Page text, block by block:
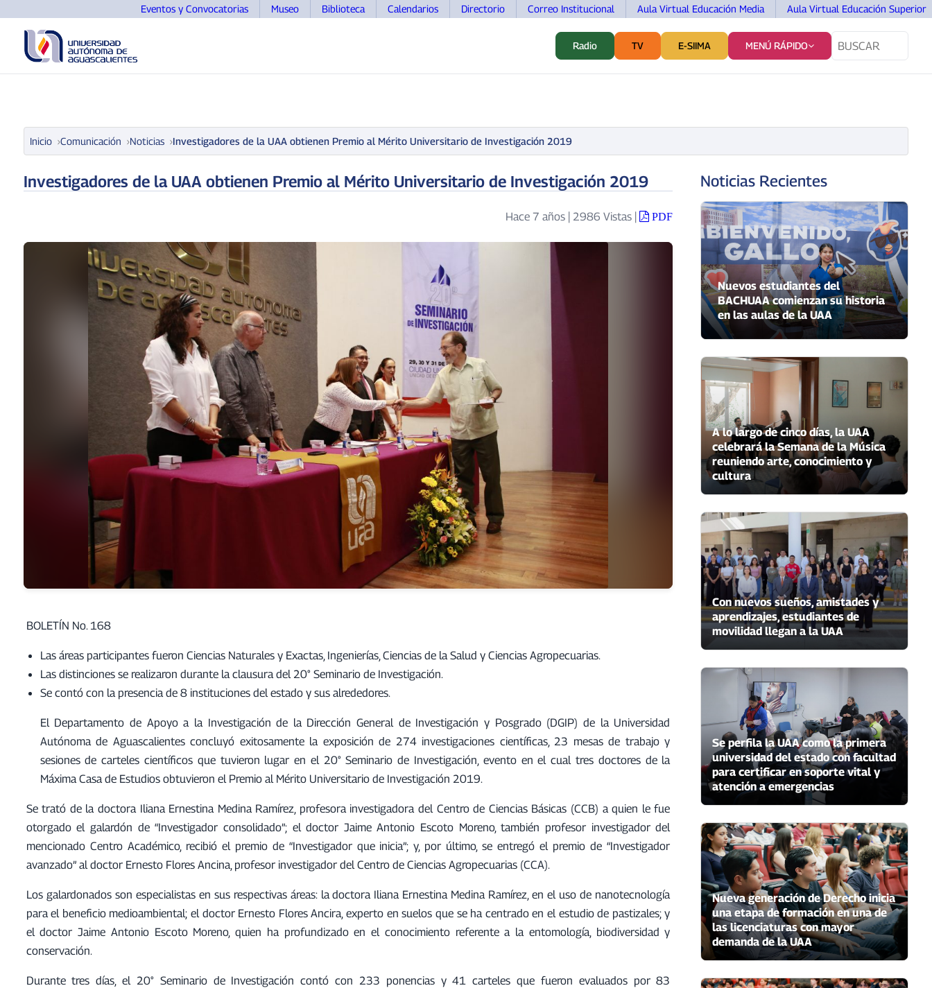
Eventos y Convocatorias Museo Biblioteca Calendarios Directorio Correo Institucional Aula Virtual Educación Media Aula Virtual Educación Superior
Radio TV E-SIIMA MENÚ RÁPIDO
Inicio Comunicación Noticias Investigadores de la UAA obtienen Premio al Mérito Universitario de Investigación 2019
Investigadores de la UAA obtienen Premio al Mérito Universitario de Investigación 2019
Hace 7 años | 2986 Vistas | PDF
BOLETÍN No. 168
Las áreas participantes fueron Ciencias Naturales y Exactas, Ingenierías, Ciencias de la Salud y Ciencias Agropecuarias.
Las distinciones se realizaron durante la clausura del 20° Seminario de Investigación.
Se contó con la presencia de 8 instituciones del estado y sus alrededores.
El Departamento de Apoyo a la Investigación de la Dirección General de Investigación y Posgrado (DGIP) de la Universidad
Autónoma de Aguascalientes concluyó exitosamente la exposición de 274 investigaciones científicas, 23 mesas de trabajo y
sesiones de carteles científicos que tuvieron lugar en el 20° Seminario de Investigación, evento en el cual tres doctores de la
Máxima Casa de Estudios obtuvieron el Premio al Mérito Universitario de Investigación 2019.
Se trató de la doctora Iliana Ernestina Medina Ramírez, profesora investigadora del Centro de Ciencias Básicas (CCB) a quien le fue
otorgado el galardón de “Investigador consolidado”; el doctor Jaime Antonio Escoto Moreno, también profesor investigador del
mencionado Centro Académico, recibió el premio de “Investigador que inicia”; y, por último, se entregó el premio de “Investigador
avanzado” al doctor Ernesto Flores Ancina, profesor investigador del Centro de Ciencias Agropecuarias (CCA).
Los galardonados son especialistas en sus respectivas áreas: la doctora Iliana Ernestina Medina Ramírez, en el uso de nanotecnología
para el beneficio medioambiental; el doctor Ernesto Flores Ancira, experto en suelos que se ha centrado en el estudio de pastizales; y
el doctor Jaime Antonio Escoto Moreno, quien ha profundizado en el conocimiento referente a la entomología, biodiversidad y
conservación.
Durante tres días, el 20° Seminario de Investigación contó con 233 ponencias y 41 carteles que fueron evaluados por 83
Noticias Recientes
Nuevos estudiantes del
BACHUAA comienzan su historia
en las aulas de la UAA
A lo largo de cinco días, la UAA
celebrará la Semana de la Música
reuniendo arte, conocimiento y
cultura
Con nuevos sueños, amistades y
aprendizajes, estudiantes de
movilidad llegan a la UAA
Se perfila la UAA como la primera
universidad del estado con facultad
para certificar en soporte vital y
atención a emergencias
Nueva generación de Derecho inicia
una etapa de formación en una de
las licenciaturas con mayor
demanda de la UAA